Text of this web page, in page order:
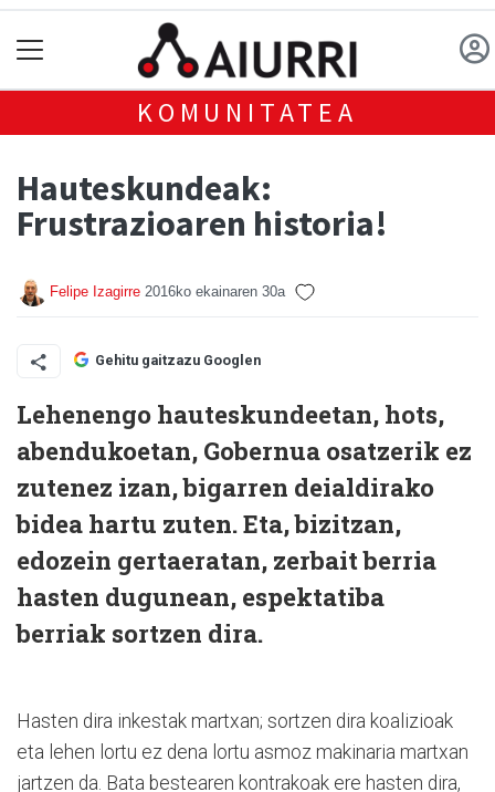
KOMUNITATEA
Hauteskundeak:
Frustrazioaren historia!
Felipe Izagirre 2016ko ekainaren 30a
Gehitu gaitzazu Googlen
Lehenengo hauteskundeetan, hots,
abendukoetan, Gobernua osatzerik ez
zutenez izan, bigarren deialdirako
bidea hartu zuten. Eta, bizitzan,
edozein gertaeratan, zerbait berria
hasten dugunean, espektatiba
berriak sortzen dira.
Hasten dira inkestak martxan; sortzen dira koalizioak
eta lehen lortu ez dena lortu asmoz makinaria martxan
jartzen da. Bata bestearen kontrakoak ere hasten dira,